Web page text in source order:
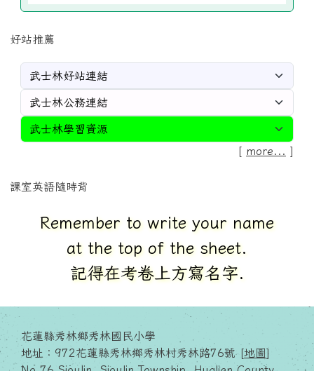
好站推薦
[ more... ]
課室英語隨時背
Correct each other`s answers.
對一下別人的答案.相互批改.
花蓮縣秀林鄉秀林國民小學
地址：972花蓮縣秀林鄉秀林村秀林路76號 [
No.76,Sioulin, Sioulin Township, Hualien County
97252, Taiwan(R.O.C.)